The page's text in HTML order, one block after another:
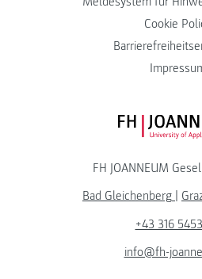
Cookie
FH JOANNEUM
Bad Gleichenberg
+43 316
info@fh-